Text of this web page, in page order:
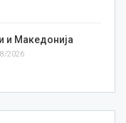
и Македонија
2026